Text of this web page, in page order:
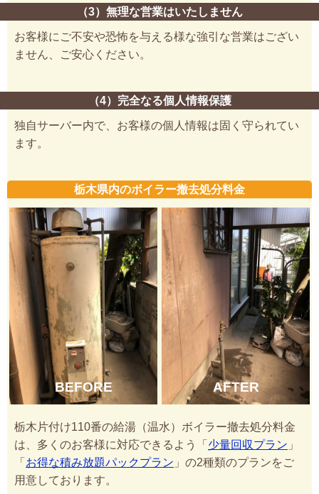
（3）無理な営業はいたしません
お客様にご不安や恐怖を与える様な強引な営業はござい
ません、ご安心ください。
（4）完全なる個人情報保護
独自サーバー内で、お客様の個人情報は固く守られてい
ます。
栃木県内のボイラー撤去処分料金
BEFORE AFTER
栃木片付け110番の給湯（温水）ボイラー撤去処分料金
は、多くのお客様に対応できるよう「 少量回収プラン 」
「 お得な積み放題パックプラン 」の2種類のプランをご
用意しております。